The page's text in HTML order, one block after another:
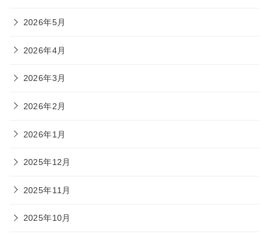
2026年5月
2026年4月
2026年3月
2026年2月
2026年1月
2025年12月
2025年11月
2025年10月